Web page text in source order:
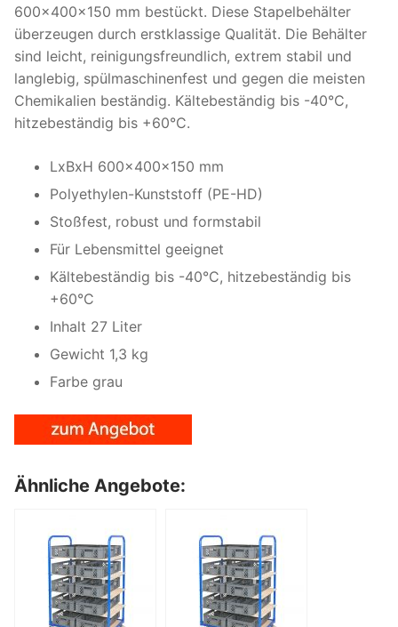
600x400x150 mm bestückt. Diese Stapelbehälter
überzeugen durch erstklassige Qualität. Die Behälter
sind leicht, reinigungsfreundlich, extrem stabil und
langlebig, spülmaschinenfest und gegen die meisten
Chemikalien beständig. Kältebeständig bis -40°C,
hitzebeständig bis +60°C.
LxBxH 600x400x150 mm
Polyethylen-Kunststoff (PE-HD)
Stoßfest, robust und formstabil
Für Lebensmittel geeignet
Kältebeständig bis -40°C, hitzebeständig bis
+60°C
Inhalt 27 Liter
Gewicht 1,3 kg
Farbe grau
Ähnliche Angebote: